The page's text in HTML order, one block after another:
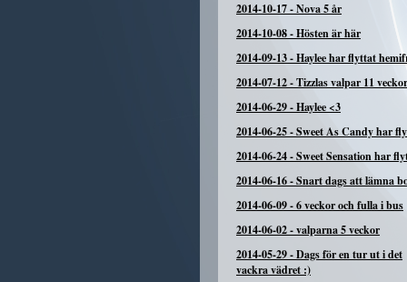
2014-10-17-Nova 5 år
2014-10-08-Hösten är här
2014-09-13-Haylee har flyttat
2014-07-12-Tizzlas valpar 11 veckor
2014-06-29-Haylee <3
2014-06-25-Sweet As Candy har
2014-06-24-Sweet Sensation har
2014-06-16-Snart dags att lämna
2014-06-09-6 veckor och fulla i bus
2014-06-02-valparna 5 veckor
2014-05-29-Dags för en tur ut i det
vackra vädret :)